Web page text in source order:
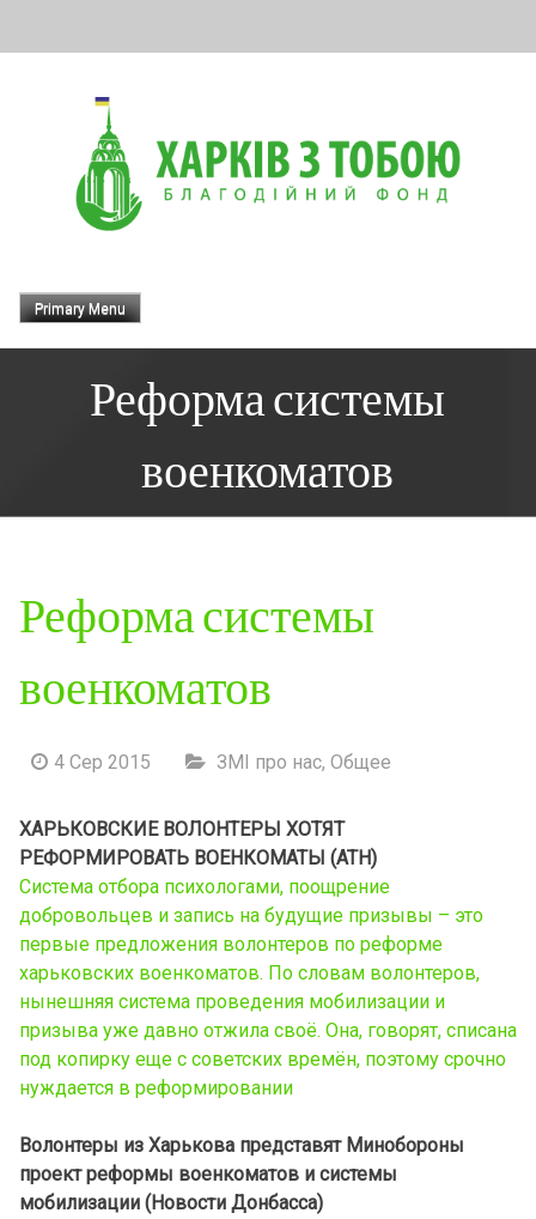
Primary Menu
Реформа системы
военкоматов
Реформа системы
военкоматов
4 Сер 2015 ЗМІ про нас, Общее
ХАРЬКОВСКИЕ ВОЛОНТЕРЫ ХОТЯТ
РЕФОРМИРОВАТЬ ВОЕНКОМАТЫ (АТН)
Система отбора психологами, поощрение
добровольцев и запись на будущие призывы – это
первые предложения волонтеров по реформе
харьковских военкоматов. По словам волонтеров,
нынешняя система проведения мобилизации и
призыва уже давно отжила своё. Она, говорят, списана
под копирку еще с советских времён, поэтому срочно
нуждается в реформировании
Волонтеры из Харькова представят Минобороны
проект реформы военкоматов и системы
мобилизации (Новости Донбасса)